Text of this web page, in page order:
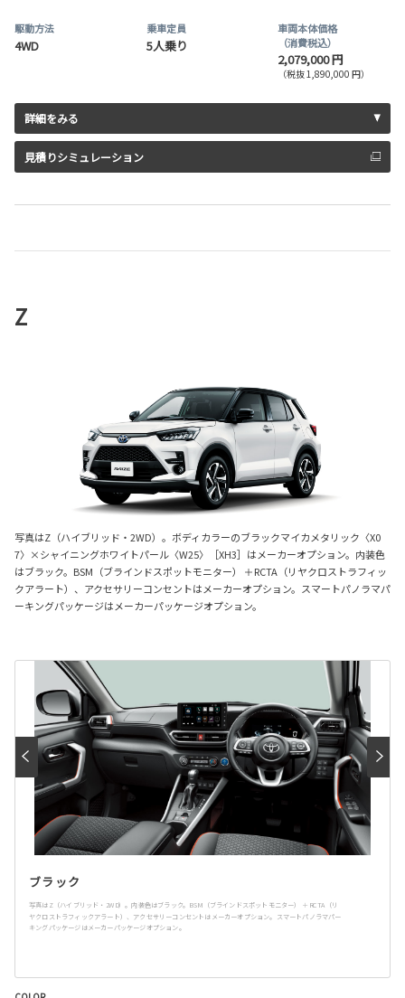
駆動方法
4WD
乗車定員
5人乗り
車両本体価格
（消費税込）
2,079,000 円
（税抜 1,890,000 円）
詳細をみる
見積りシミュレーション
Z
写真はZ（ハイブリッド・2WD）。ボディカラーのブラックマイカメタリック〈X0
7〉×シャイニングホワイトパール〈W25〉［XH3］はメーカーオプション。内装色
はブラック。BSM（ブラインドスポットモニター） ＋RCTA（リヤクロストラフィッ
クアラート）、アクセサリーコンセントはメーカーオプション。スマートパノラマパ
ーキングパッケージはメーカーパッケージオプション。
ブラック
写真はZ（ハイブリッド・2WD）。内装色はブラック。BSM（ブラインドスポットモニター） ＋RCTA（リ
ヤクロストラフィックアラート）、アクセサリーコンセントはメーカーオプション。スマートパノラマパー
キングパッケージはメーカーパッケージオプション。